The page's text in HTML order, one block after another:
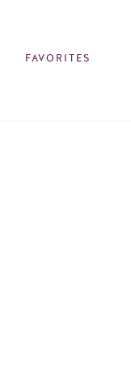
FAVORITES